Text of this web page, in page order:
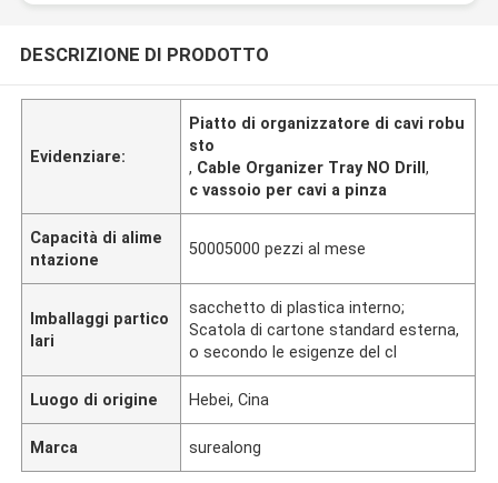
DESCRIZIONE DI PRODOTTO
Evidenziare:
Piatto di organizzatore di cavi robu
sto
, Cable Organizer Tray NO Drill,
c vassoio per cavi a pinza
Capacità di alime
ntazione
50005000 pezzi al mese
Imballaggi partico
lari
sacchetto di plastica interno;
Scatola di cartone standard esterna,
o secondo le esigenze del cl
Luogo di origine Hebei, Cina
Marca surealong